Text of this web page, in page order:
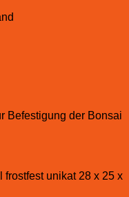
Befestigung der Bonsai
frostfest unikat 28 x 25 x